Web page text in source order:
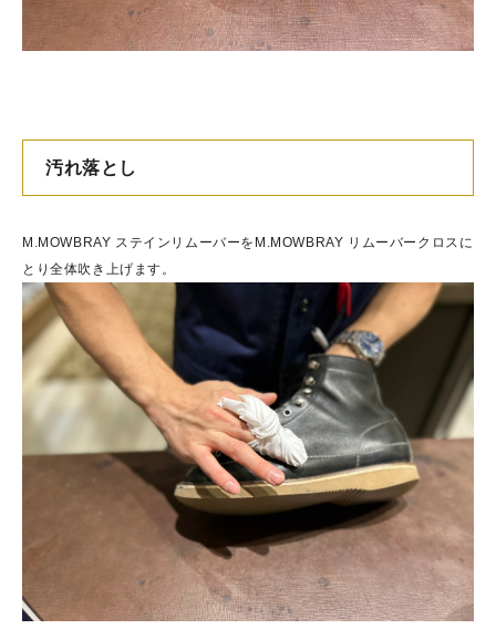
汚れ落とし
M.MOWBRAY ステインリムーバーをM.MOWBRAY リムーバークロスに
とり全体吹き上げます。